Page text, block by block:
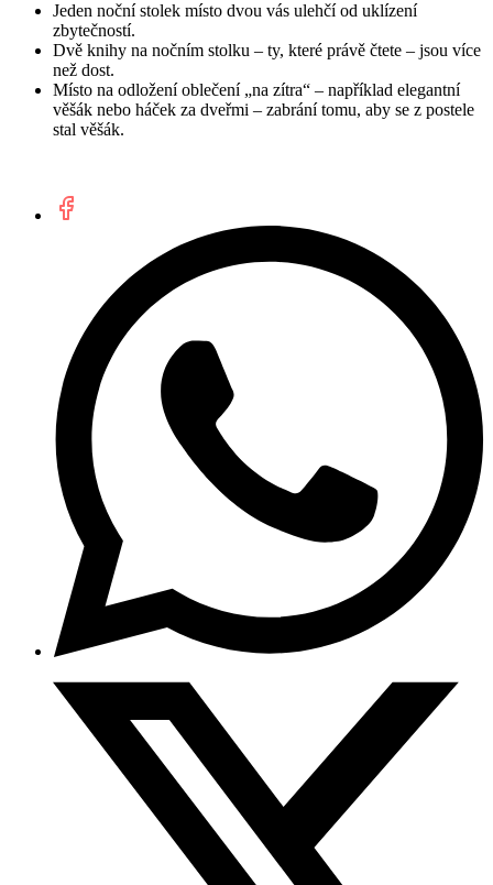
Jeden noční stolek místo dvou vás ulehčí od uklízení
zbytečností.
Dvě knihy na nočním stolku – ty, které právě čtete – jsou více
než dost.
Místo na odložení oblečení „na zítra“ – například elegantní
věšák nebo háček za dveřmi – zabrání tomu, aby se z postele
stal věšák.